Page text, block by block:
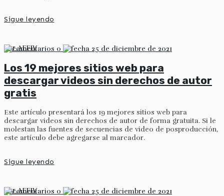
Sigue leyendo
por AFFIV 0 25 de diciembre de 2021
Los 19 mejores sitios web para
descargar videos sin derechos de autor
gratis
Este artículo presentará los 19 mejores sitios web para
descargar videos sin derechos de autor de forma gratuita. Si le
molestan las fuentes de secuencias de video de posproducción,
este artículo debe agregarse al marcador.
Sigue leyendo
por AFFIV 0 25 de diciembre de 2021